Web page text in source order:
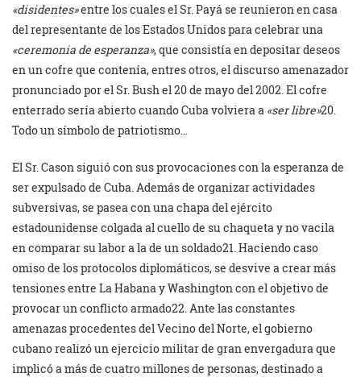
«disidentes»entre los cuales el Sr. Payá se reunieron en casa
del representante de los Estados Unidos para celebrar una
«ceremonia de esperanza», que consistía en depositar deseos
en un cofre que contenía, entres otros, el discurso amenazador
pronunciado por el Sr. Bush el 20 de mayo del 2002. El cofre
enterrado sería abierto cuando Cuba volviera a «ser libre»20.
Todo un símbolo de patriotismo…
El Sr. Cason siguió con sus provocaciones con la esperanza de
ser expulsado de Cuba. Además de organizar actividades
subversivas, se pasea con una chapa del ejército
estadounidense colgada al cuello de su chaqueta y no vacila
en comparar su labor a la de un soldado21. Haciendo caso
omiso de los protocolos diplomáticos, se desvive a crear más
tensiones entre La Habana y Washington con el objetivo de
provocar un conflicto armado22. Ante las constantes
amenazas procedentes del Vecino del Norte, el gobierno
cubano realizó un ejercicio militar de gran envergadura que
implicó a más de cuatro millones de personas, destinado a